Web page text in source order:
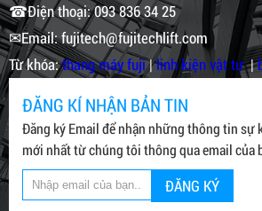
☎Điện thoại: 093 836 34 25
✉Email: fujitech@fujitechlift.com
Từ khóa:thang máy fuji|linh kiện vật tư|
ĐĂNG KÍ NHẬN BẢN TIN
Đăng ký Email để nhận những thông tin sự
mới nhất từ chúng tôi thông qua email của
ĐĂNG KÝ